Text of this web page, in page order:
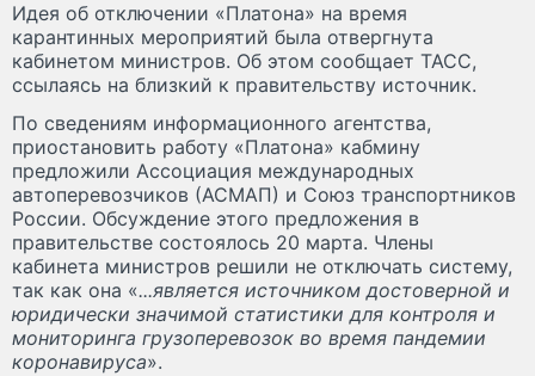
Идея об отключении «Платона» на время
карантинных мероприятий была отвергнута
кабинетом министров. Об этом сообщает ТАСС,
ссылаясь на близкий к правительству источник.
По сведениям информационного агентства,
приостановить работу «Платона» кабмину
предложили Ассоциация международных
автоперевозчиков (АСМАП) и Союз транспортников
России. Обсуждение этого предложения в
правительстве состоялось 20 марта. Члены
кабинета министров решили не отключать систему,
так как она «...является источником достоверной и
юридически значимой статистики для контроля и
мониторинга грузоперевозок во время пандемии
коронавируса».